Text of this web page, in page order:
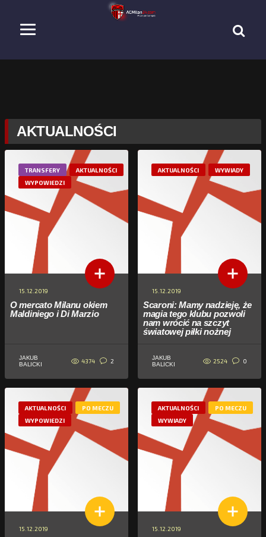
AKTUALNOŚCI
TRANSFERY
AKTUALNOŚCI
WYPOWIEDZI
15.12.2019
O mercato Milanu okiem
Maldiniego i Di Marzio
JAKUB
BALICKI
4374 2
AKTUALNOŚCI WYWIADY
15.12.2019
Scaroni: Mamy nadzieję, że
magia tego klubu pozwoli
nam wrócić na szczyt
światowej piłki nożnej
JAKUB
BALICKI
2524 0
AKTUALNOŚCI
PO MECZU
WYPOWIEDZI
15.12.2019
AKTUALNOŚCI
PO MECZU
WYWIADY
15.12.2019